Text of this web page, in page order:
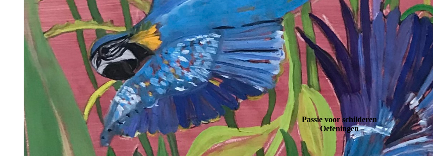
Passie voor schilderen
Oefeningen